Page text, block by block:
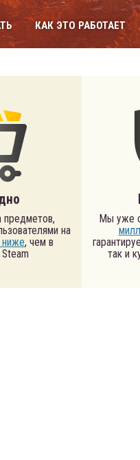
КАК ЭТО РАБОТАЕТ
предметов,
на
ниже, чем в
Мы уже
так и